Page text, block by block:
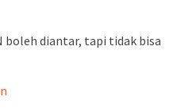
boleh diantar, tapi tidak bisa